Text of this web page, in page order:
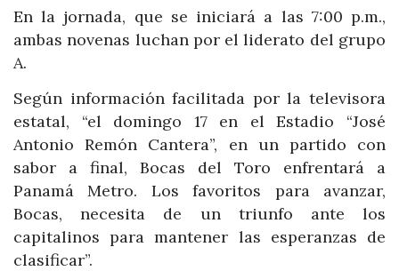
En la jornada, que se iniciará a las 7:00 p.m.,
ambas novenas luchan por el liderato del grupo
A.
Según información facilitada por la televisora
estatal, “el domingo 17 en el Estadio “José
Antonio Remón Cantera”, en un partido con
sabor a final, Bocas del Toro enfrentará a
Panamá Metro. Los favoritos para avanzar,
Bocas, necesita de un triunfo ante los
capitalinos para mantener las esperanzas de
clasificar”.